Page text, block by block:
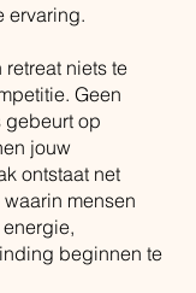
ervaring.
niets te
Geen
gebeurt op
jouw
ontstaat net
mensen
beginnen te